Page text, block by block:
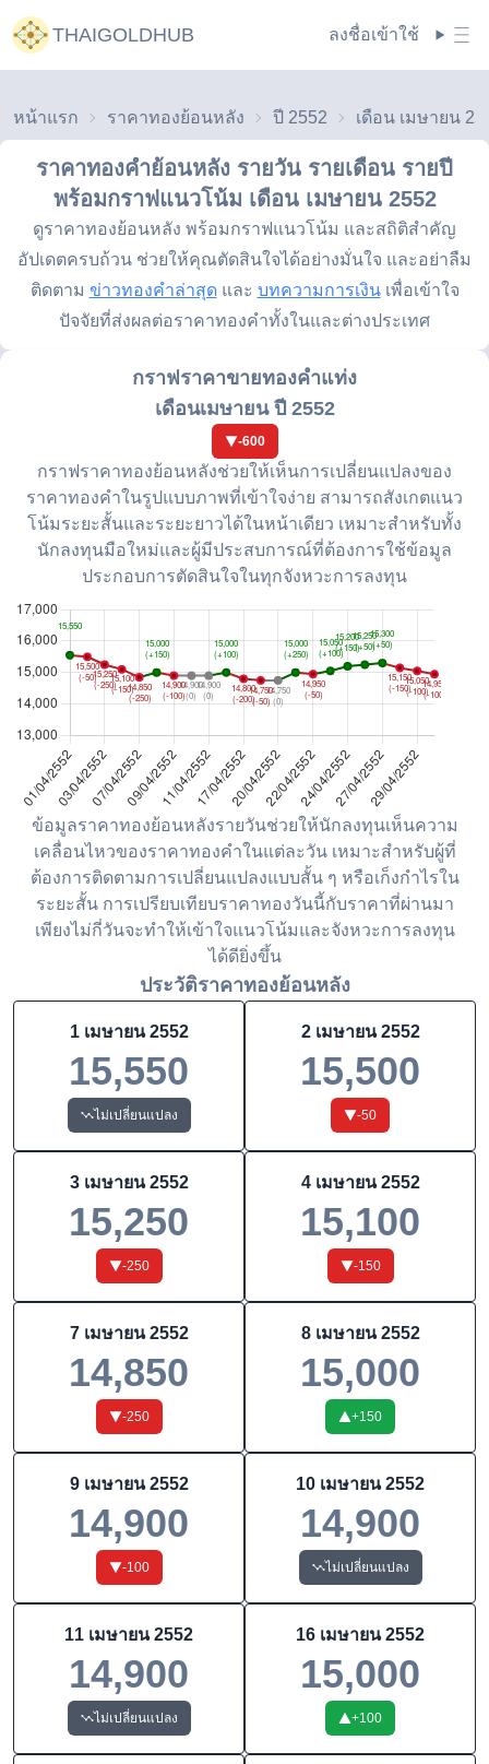
THAIGOLDHUB ลงชื่อเข้าใช้
หน้าแรก ราคาทองย้อนหลัง ปี 2552 เดือน เมษายน
ราคาทองคำย้อนหลัง รายวัน รายเดือน รายปี
พร้อมกราฟแนวโน้ม เดือน เมษายน 2552
ดูราคาทองย้อนหลัง พร้อมกราฟแนวโน้ม และสถิติสำคัญ
อัปเดตครบถ้วน ช่วยให้คุณตัดสินใจได้อย่างมั่นใจ และอย่าลืม
ติดตาม ข่าวทองคำล่าสุด และ บทความการเงิน เพื่อเข้าใจ
ปัจจัยที่ส่งผลต่อราคาทองคำทั้งในและต่างประเทศ
กราฟราคาขายทองคำแท่ง
เดือนเมษายน ปี 2552
-600
กราฟราคาทองย้อนหลังช่วยให้เห็นการเปลี่ยนแปลงของ
ราคาทองคำในรูปแบบภาพที่เข้าใจง่าย สามารถสังเกตแนว
โน้มระยะสั้นและระยะยาวได้ในหน้าเดียว เหมาะสำหรับทั้ง
นักลงทุนมือใหม่และผู้มีประสบการณ์ที่ต้องการใช้ข้อมูล
ประกอบการตัดสินใจในทุกจังหวะการลงทุน
ข้อมูลราคาทองย้อนหลังรายวันช่วยให้นักลงทุนเห็นความ
เคลื่อนไหวของราคาทองคำในแต่ละวัน เหมาะสำหรับผู้ที่
ต้องการติดตามการเปลี่ยนแปลงแบบสั้น ๆ หรือเก็งกำไรใน
ระยะสั้น การเปรียบเทียบราคาทองวันนี้กับราคาที่ผ่านมา
เพียงไม่กี่วันจะทำให้เข้าใจแนวโน้มและจังหวะการลงทุน
ได้ดียิ่งขึ้น
ประวัติราคาทองย้อนหลัง
1 เมษายน 2552
15,550
ไม่เปลี่ยนแปลง
2 เมษายน 2552
15,500
-50
3 เมษายน 2552
15,250
-250
4 เมษายน 2552
15,100
-150
7 เมษายน 2552
14,850
-250
8 เมษายน 2552
15,000
+150
9 เมษายน 2552
14,900
-100
10 เมษายน 2552
14,900
ไม่เปลี่ยนแปลง
11 เมษายน 2552
14,900
ไม่เปลี่ยนแปลง
16 เมษายน 2552
15,000
+100